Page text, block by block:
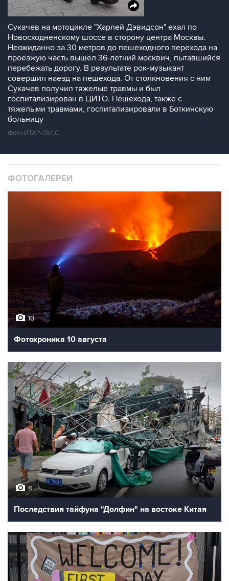
Сукачев на мотоцикле "Харлей Дэвидсон" ехал по
Новосходненскому шоссе в сторону центра Москвы.
Неожиданно за 30 метров до пешеходного перехода на
проезжую часть вышел 36-летний москвич, пытавшийся
перебежать дорогу. В результате рок-музыкант
совершил наезд на пешехода. От столкновения с ним
Сукачев получил тяжелые травмы и был
госпитализирован в ЦИТО. Пешехода, также с
тяжелыми травмами, госпитализировали в Боткинскую
больницу
Фото ИТАР-ТАСС
ФОТОГАЛЕРЕИ
10
Фотохроника 10 августа
8
Последствия тайфуна "Долфин" на востоке Китая